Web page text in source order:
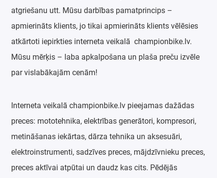
atgriešanu utt. Mūsu darbības pamatprincips –
apmierināts klients, jo tikai apmierināts klients vēlēsies
atkārtoti iepirkties interneta veikalā championbike.lv.
Mūsu mērķis – laba apkalpošana un plaša preču izvēle
par vislabākajām cenām!
Interneta veikalā championbike.lv pieejamas dažādas
preces: mototehnika, elektrības generātori, kompresori,
metināšanas iekārtas, dārza tehnika un aksesuāri,
elektroinstrumenti, sadzīves preces, mājdzīvnieku preces,
preces aktīvai atpūtai un daudz kas cits. Pēdējās